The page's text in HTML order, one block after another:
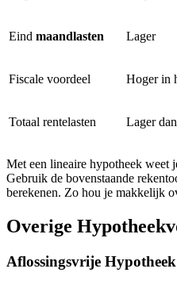
Eind maandlasten Lager
Fiscale voordeel Hoger in
Totaal rentelasten Lager
Met een lineaire hypotheek weet
Gebruik de bovenstaande
berekenen. Zo hou je makkelijk
Overige
Aflossingsvrije Hypotheek